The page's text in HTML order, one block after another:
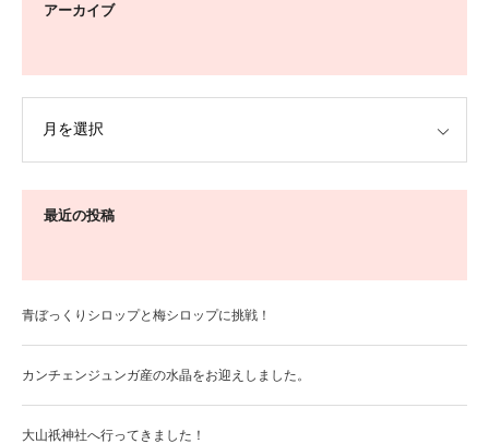
アーカイブ
最近の投稿
青ぼっくりシロップと梅シロップに挑戦！
カンチェンジュンガ産の水晶をお迎えしました。
大山祇神社へ行ってきました！